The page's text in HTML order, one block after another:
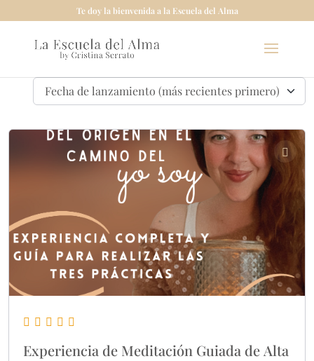
Te doy la bienvenida a la Escuela del Alma
Experiencia de Meditación Guiada de Alta